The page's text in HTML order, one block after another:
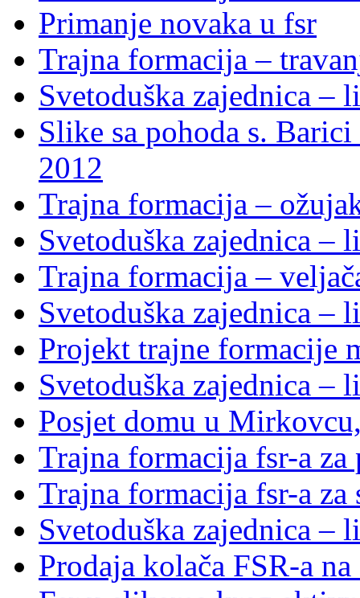
Primanje novaka u fsr
Trajna formacija –
Svetoduška zajednica –
Slike sa pohoda s.
2012
Trajna formacija –
Svetoduška zajednica –
Trajna formacija –
Svetoduška zajednica –
Projekt trajne formacije
Svetoduška zajednica –
Posjet domu u
Trajna formacija fsr-a za
Trajna formacija fsr-a za
Svetoduška zajednica –
Prodaja kolača FSR-a